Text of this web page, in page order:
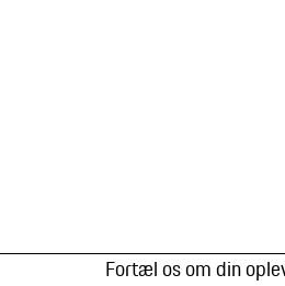
Fortæl os om din